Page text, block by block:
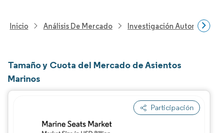
Inicio Análisis De Mercado Investigación Automotriz
Tamaño y Cuota del Mercado de Asientos
Marinos
Participación